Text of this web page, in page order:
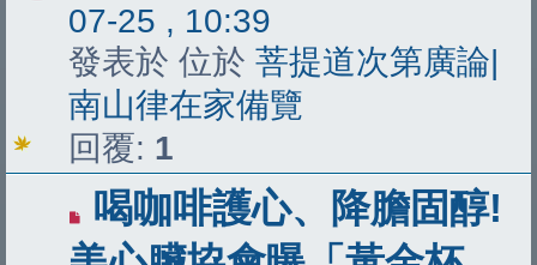
07-25 , 10:39
發表於 位於 菩提道次第廣論|
南山律在家備覽
回覆: 1
有
新
喝咖啡護心、降膽固醇!